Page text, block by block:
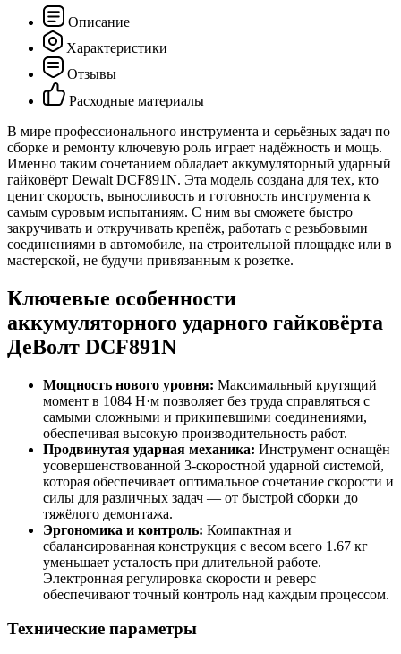
Описание
Характеристики
Отзывы
Расходные материалы
В мире профессионального инструмента и серьёзных задач по
сборке и ремонту ключевую роль играет надёжность и мощь.
Именно таким сочетанием обладает аккумуляторный ударный
гайковёрт Dewalt DCF891N. Эта модель создана для тех, кто
ценит скорость, выносливость и готовность инструмента к
самым суровым испытаниям. С ним вы сможете быстро
закручивать и откручивать крепёж, работать с резьбовыми
соединениями в автомобиле, на строительной площадке или в
мастерской, не будучи привязанным к розетке.
Ключевые особенности
аккумуляторного ударного гайковёрта
ДеВолт DCF891N
Мощность нового уровня: Максимальный крутящий
момент в 1084 Н·м позволяет без труда справляться с
самыми сложными и прикипевшими соединениями,
обеспечивая высокую производительность работ.
Продвинутая ударная механика: Инструмент оснащён
усовершенствованной 3-скоростной ударной системой,
которая обеспечивает оптимальное сочетание скорости и
силы для различных задач — от быстрой сборки до
тяжёлого демонтажа.
Эргономика и контроль: Компактная и
сбалансированная конструкция с весом всего 1.67 кг
уменьшает усталость при длительной работе.
Электронная регулировка скорости и реверс
обеспечивают точный контроль над каждым процессом.
Технические параметры